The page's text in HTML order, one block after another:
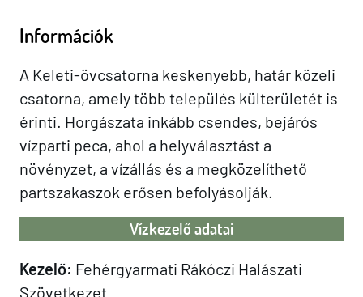
Információk
A Keleti-övcsatorna keskenyebb, határ közeli
csatorna, amely több település külterületét is
érinti. Horgászata inkább csendes, bejárós
vízparti peca, ahol a helyválasztást a
növényzet, a vízállás és a megközelíthető
partszakaszok erősen befolyásolják.
Vízkezelő adatai
Kezelő: Fehérgyarmati Rákóczi Halászati
Szövetkezet